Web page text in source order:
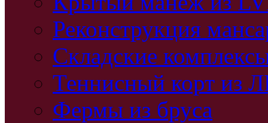
Реконструкция
Складские
Теннисный корт из
Фермы из бруса